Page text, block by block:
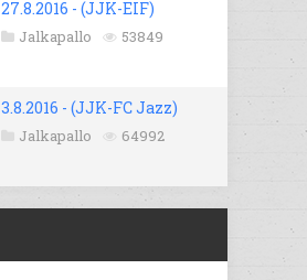
27.8.2016 - (JJK-EIF)
Jalkapallo 53849
3.8.2016 - (JJK-FC Jazz)
Jalkapallo 64992